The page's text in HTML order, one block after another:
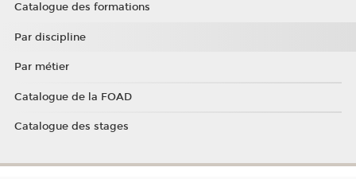
Catalogue des formations
Par discipline
Par métier
Catalogue de la FOAD
Catalogue des stages